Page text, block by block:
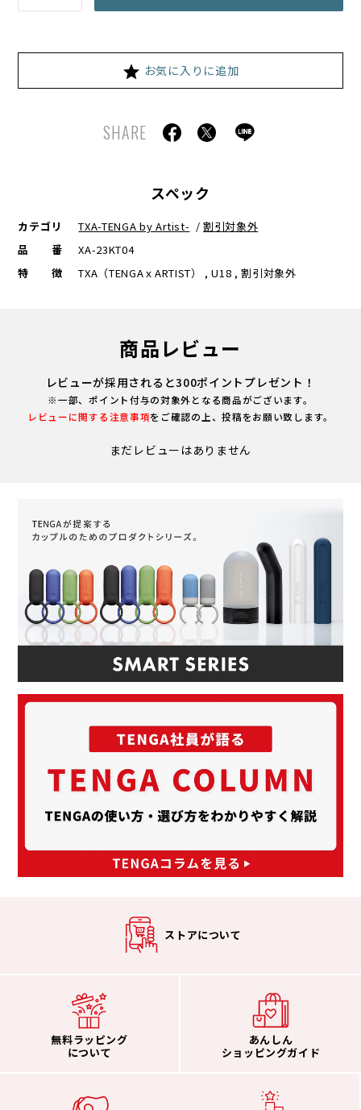
お気に入りに追加
SHARE
スペック
カテゴリ TXA-TENGA by Artist- /割引対象外
品番
XA-23KT04
特徴
TXA（TENGAｘARTIST） , U18 , 割引対象外
商品レビュー
レビューが採用されると300ポイントプレゼント！
※一部、ポイント付与の対象外となる商品がございます。
レビューに関する注意事項をご確認の上、投稿をお願い致します。
まだレビューはありません
ストアについて
無料ラッピング
について
あんしん
ショッピングガイド